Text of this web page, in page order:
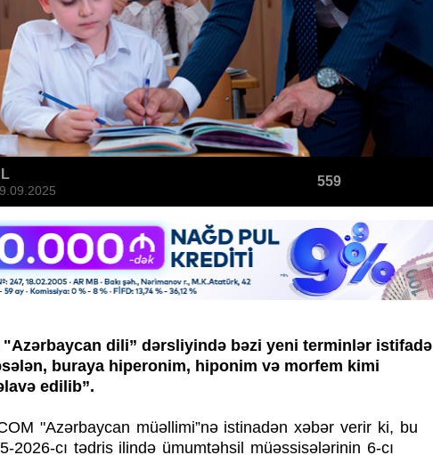
559
dili” dərsliyində bəzi yeni terminlər istifadə
buraya hiperonim, hiponim və morfem kimi
edilib”.
"Azərbaycan müəllimi”nə istinadən xəbər verir ki, bu
2026-cı tədris ilində ümumtəhsil müəssisələrinin 6-cı